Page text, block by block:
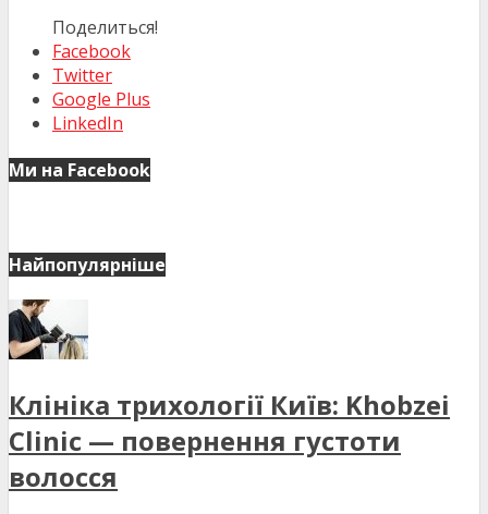
Поделиться!
Facebook
Twitter
Google Plus
LinkedIn
Ми на Facebook
Найпопулярніше
Клініка трихології Київ: Khobzei
Clinic — повернення густоти
волосся